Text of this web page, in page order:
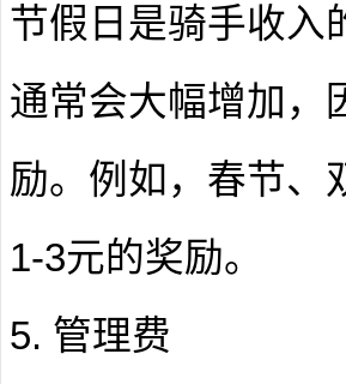
节假日是骑手收入
通常会大幅增加，
励。例如，春节、
1-3元的奖励。
5. 管理费